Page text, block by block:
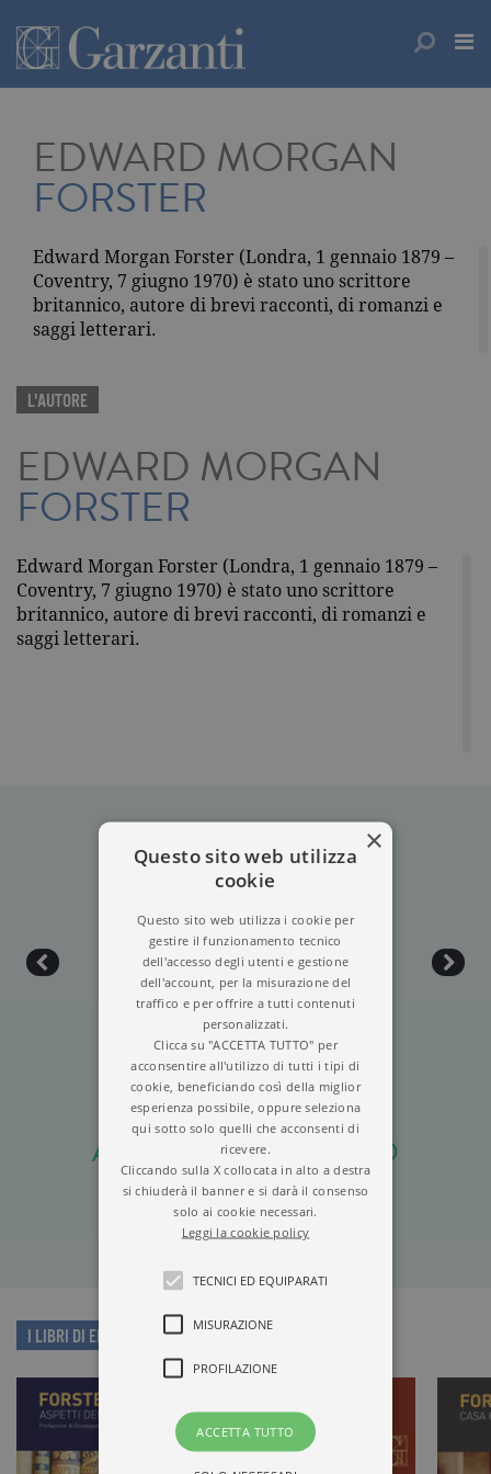
EDWARD MORGAN
FORSTER
Edward Morgan Forster (Londra, 1 gennaio 1879 –
Coventry, 7 giugno 1970) è stato uno scrittore
britannico, autore di brevi racconti, di romanzi e
saggi letterari.
L'AUTORE
EDWARD MORGAN
FORSTER
Edward Morgan Forster (Londra, 1 gennaio 1879 –
Coventry, 7 giugno 1970) è stato uno scrittore
britannico, autore di brevi racconti, di romanzi e
saggi letterari.
ASPETTI DEL ROMANZO
I LIBRI DI EDWARD MORGAN FORSTER
×
Questo sito web utilizza
cookie
Questo sito web utilizza i cookie per
gestire il funzionamento tecnico
dell'accesso degli utenti e gestione
dell'account, per la misurazione del
traffico e per offrire a tutti contenuti
personalizzati.
Clicca su "ACCETTA TUTTO" per
acconsentire all'utilizzo di tutti i tipi di
cookie, beneficiando così della miglior
esperienza possibile, oppure seleziona
qui sotto solo quelli che acconsenti di
ricevere.
Cliccando sulla X collocata in alto a destra
si chiuderà il banner e si darà il consenso
solo ai cookie necessari.
Leggi la cookie policy
TECNICI ED EQUIPARATI
MISURAZIONE
PROFILAZIONE
ACCETTA TUTTO